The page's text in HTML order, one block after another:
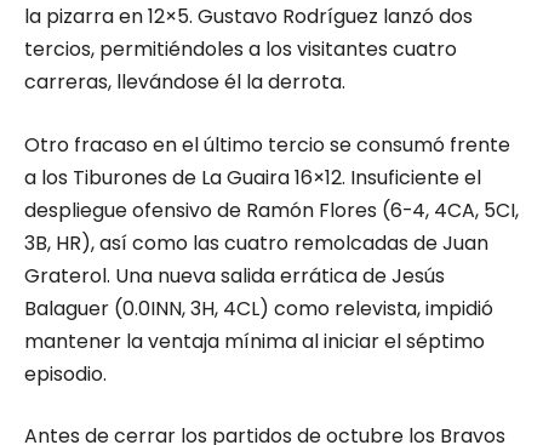
la pizarra en 12×5. Gustavo Rodríguez lanzó dos
tercios, permitiéndoles a los visitantes cuatro
carreras, llevándose él la derrota.
Otro fracaso en el último tercio se consumó frente
a los Tiburones de La Guaira 16×12. Insuficiente el
despliegue ofensivo de Ramón Flores (6-4, 4CA, 5CI,
3B, HR), así como las cuatro remolcadas de Juan
Graterol. Una nueva salida errática de Jesús
Balaguer (0.0INN, 3H, 4CL) como relevista, impidió
mantener la ventaja mínima al iniciar el séptimo
episodio.
Antes de cerrar los partidos de octubre los Bravos